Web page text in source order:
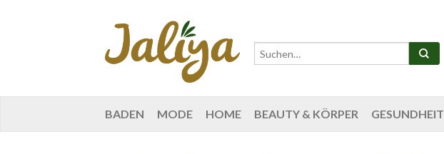
BADEN MODE HOME BEAUTY & KÖRPER GESUNDHEIT